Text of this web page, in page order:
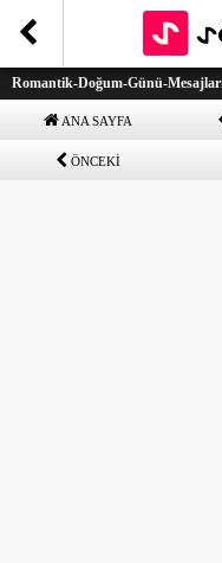
Romantik-Doğum-Günü-
ANA SAYFA
ÖNCEKİ